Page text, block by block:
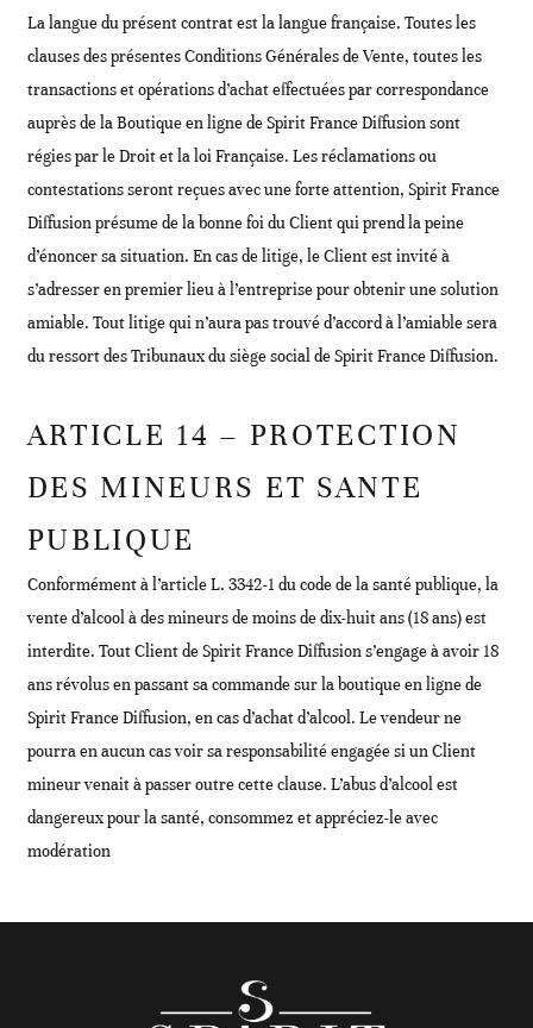
La langue du présent contrat est la langue française. Toutes les
clauses des présentes Conditions Générales de Vente, toutes les
transactions et opérations d’achat effectuées par correspondance
auprès de la Boutique en ligne de Spirit France Diffusion sont
régies par le Droit et la loi Française. Les réclamations ou
contestations seront reçues avec une forte attention, Spirit France
Diffusion présume de la bonne foi du Client qui prend la peine
d’énoncer sa situation. En cas de litige, le Client est invité à
s’adresser en premier lieu à l’entreprise pour obtenir une solution
amiable. Tout litige qui n’aura pas trouvé d’accord à l’amiable sera
du ressort des Tribunaux du siège social de Spirit France Diffusion.
ARTICLE 14 – PROTECTION
DES MINEURS ET SANTE
PUBLIQUE
Conformément à l’article L. 3342-1 du code de la santé publique, la
vente d’alcool à des mineurs de moins de dix-huit ans (18 ans) est
interdite. Tout Client de Spirit France Diffusion s’engage à avoir 18
ans révolus en passant sa commande sur la boutique en ligne de
Spirit France Diffusion, en cas d’achat d’alcool. Le vendeur ne
pourra en aucun cas voir sa responsabilité engagée si un Client
mineur venait à passer outre cette clause. L’abus d’alcool est
dangereux pour la santé, consommez et appréciez-le avec
modération